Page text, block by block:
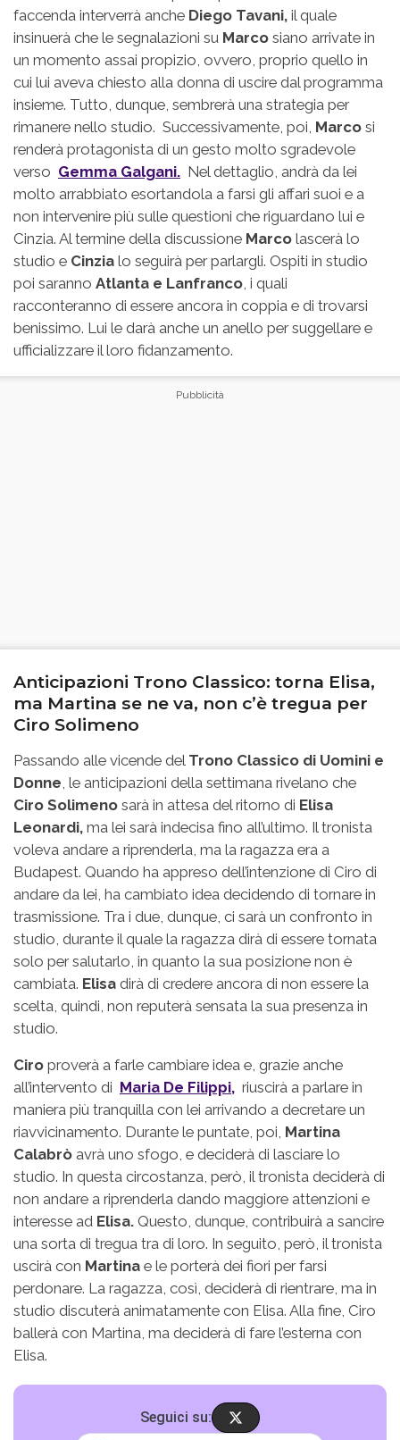
faccenda interverrà anche Diego Tavani, il quale
insinuerà che le segnalazioni su Marco siano arrivate in
un momento assai propizio, ovvero, proprio quello in
cui lui aveva chiesto alla donna di uscire dal programma
insieme. Tutto, dunque, sembrerà una strategia per
rimanere nello studio. Successivamente, poi, Marco si
renderà protagonista di un gesto molto sgradevole
verso Gemma Galgani. Nel dettaglio, andrà da lei
molto arrabbiato esortandola a farsi gli affari suoi e a
non intervenire più sulle questioni che riguardano lui e
Cinzia. Al termine della discussione Marco lascerà lo
studio e Cinzia lo seguirà per parlargli. Ospiti in studio
poi saranno Atlanta e Lanfranco, i quali
racconteranno di essere ancora in coppia e di trovarsi
benissimo. Lui le darà anche un anello per suggellare e
ufficializzare il loro fidanzamento.
Anticipazioni Trono Classico: torna Elisa,
ma Martina se ne va, non c’è tregua per
Ciro Solimeno
Passando alle vicende del Trono Classico di Uomini e
Donne, le anticipazioni della settimana rivelano che
Ciro Solimeno sarà in attesa del ritorno di Elisa
Leonardi, ma lei sarà indecisa fino all’ultimo. Il tronista
voleva andare a riprenderla, ma la ragazza era a
Budapest. Quando ha appreso dell’intenzione di Ciro di
andare da lei, ha cambiato idea decidendo di tornare in
trasmissione. Tra i due, dunque, ci sarà un confronto in
studio, durante il quale la ragazza dirà di essere tornata
solo per salutarlo, in quanto la sua posizione non è
cambiata. Elisa dirà di credere ancora di non essere la
scelta, quindi, non reputerà sensata la sua presenza in
studio.
Ciro proverà a farle cambiare idea e, grazie anche
all’intervento di Maria De Filippi, riuscirà a parlare in
maniera più tranquilla con lei arrivando a decretare un
riavvicinamento. Durante le puntate, poi, Martina
Calabrò avrà uno sfogo, e deciderà di lasciare lo
studio. In questa circostanza, però, il tronista deciderà di
non andare a riprenderla dando maggiore attenzioni e
interesse ad Elisa. Questo, dunque, contribuirà a sancire
una sorta di tregua tra di loro. In seguito, però, il tronista
uscirà con Martina e le porterà dei fiori per farsi
perdonare. La ragazza, così, deciderà di rientrare, ma in
studio discuterà animatamente con Elisa. Alla fine, Ciro
ballerà con Martina, ma deciderà di fare l’esterna con
Elisa.
Seguici su: